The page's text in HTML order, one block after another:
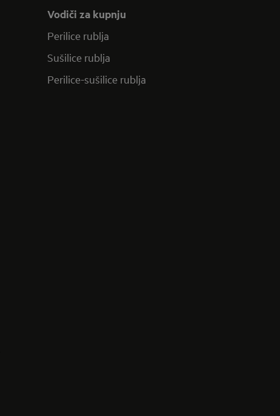
Vodiči za kupnju
Perilice rublja
Sušilice rublja
Perilice-sušilice rublja